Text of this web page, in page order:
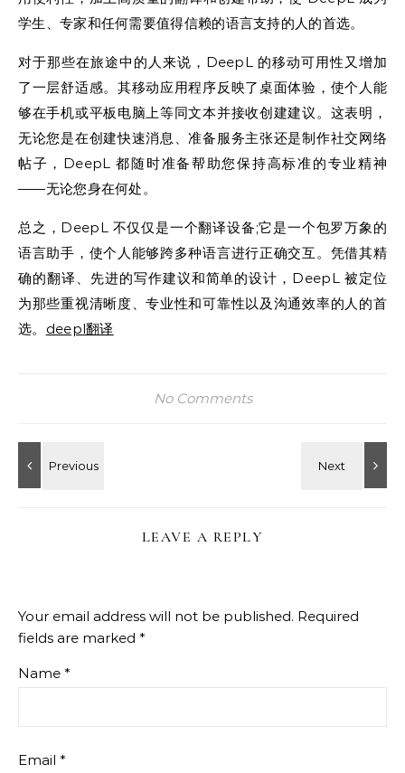
学生、专家和任何需要值得信赖的语言支持的人的首选。
对于那些在旅途中的人来说，DeepL 的移动可用性又增加
了一层舒适感。其移动应用程序反映了桌面体验，使个人能
够在手机或平板电脑上等同文本并接收创建建议。这表明，
无论您是在创建快速消息、准备服务主张还是制作社交网络
帖子，DeepL 都随时准备帮助您保持高标准的专业精神
——无论您身在何处。
总之，DeepL 不仅仅是一个翻译设备;它是一个包罗万象的
语言助手，使个人能够跨多种语言进行正确交互。凭借其精
确的翻译、先进的写作建议和简单的设计，DeepL 被定位
为那些重视清晰度、专业性和可靠性以及沟通效率的人的首
选。 deepl翻译
No Comments
LEAVE A REPLY
Your email address will not be published. Required
fields are marked *
Name *
Email *